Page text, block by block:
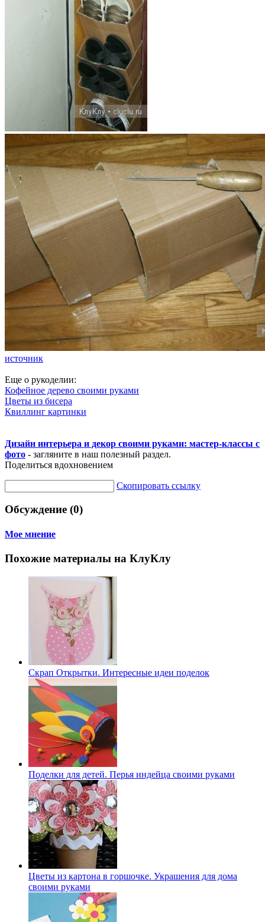
источник
Еще о рукоделии:
Кофейное дерево своими руками
Цветы из бисера
Квиллинг картинки
Дизайн интерьера и декор своими руками: мастер-классы с
фото - загляните в наш полезный раздел.
Поделиться вдохновением
Скопировать ссылку
Обсуждение (0)
Мое мнение
Похожие материалы на КлуКлу
Скрап Открытки. Интересные идеи поделок
Поделки для детей. Перья индейца своими руками
Цветы из картона в горшочке. Украшения для дома
своими руками